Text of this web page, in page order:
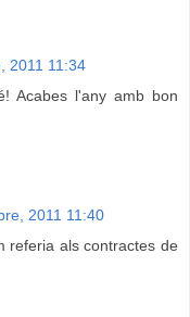
2011 11:34
Acabes l'any amb bon
2011 11:40
referia als contractes de